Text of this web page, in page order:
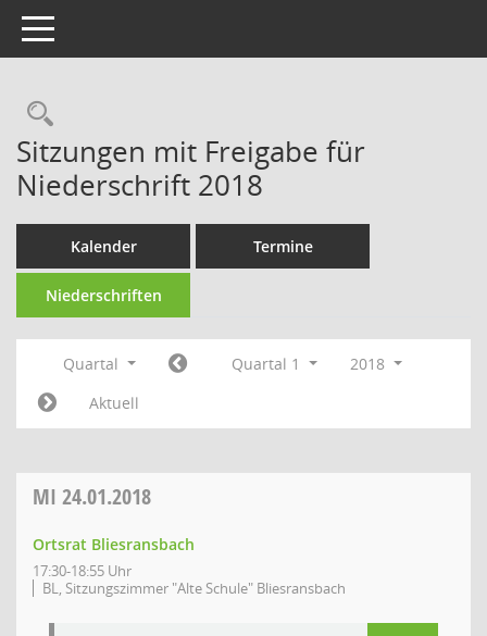
Toggle navigation
Rechercheauswahl
Sitzungen mit Freigabe für
Niederschrift 2018
Kalender Termine
Niederschriften
Quartal Quartal 1
2018
Aktuell
MI 24.01.2018
Ortsrat Bliesransbach
17:30-18:55 Uhr
BL, Sitzungszimmer "Alte Schule" Bliesransbach